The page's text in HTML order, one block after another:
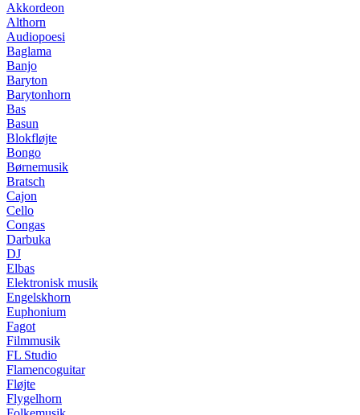
Akkordeon
Althorn
Audiopoesi
Baglama
Banjo
Baryton
Barytonhorn
Bas
Basun
Blokfløjte
Bongo
Børnemusik
Bratsch
Cajon
Cello
Congas
Darbuka
DJ
Elbas
Elektronisk musik
Engelskhorn
Euphonium
Fagot
Filmmusik
FL Studio
Flamencoguitar
Fløjte
Flygelhorn